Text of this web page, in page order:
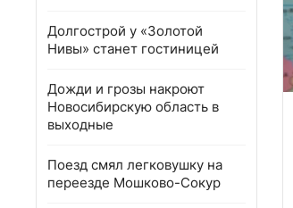
Долгострой у «Золотой
Нивы» станет гостиницей
Дожди и грозы накроют
Новосибирскую область в
выходные
Поезд смял легковушку на
переезде Мошково-Сокур